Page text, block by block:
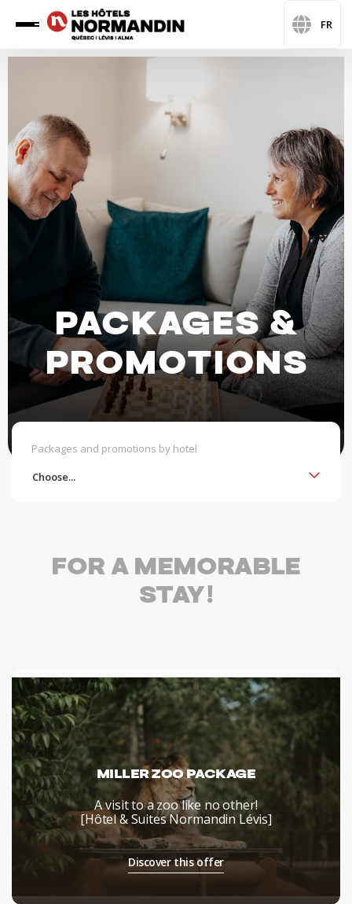
FR
PACKAGES &
PROMOTIONS
Packages and promotions by hotel
FOR A MEMORABLE
STAY!
MILLER ZOO PACKAGE
A visit to a zoo like no other!
[Hôtel & Suites Normandin Lévis]
Discover this offer